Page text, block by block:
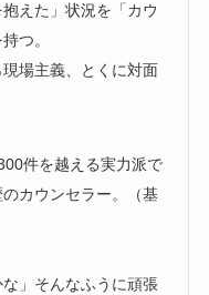
えた」状況を「カウ
つ。
場主義、とくに対面
件を越える実力派で
カウンセラー。（基
な」そんなふうに頑張